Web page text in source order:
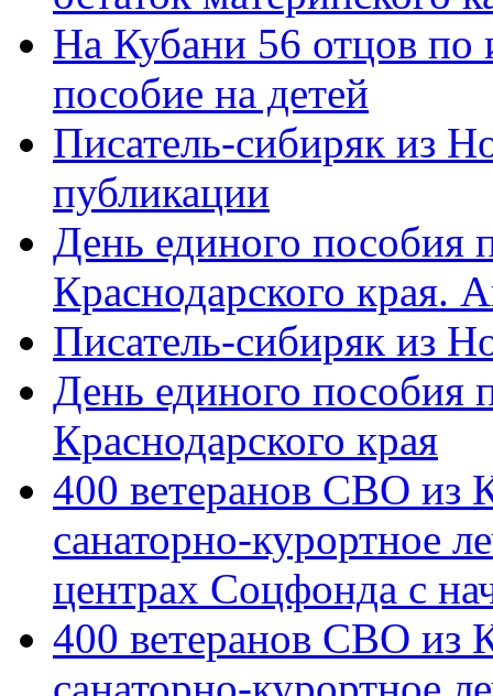
На Кубани 56 отцов по
пособие на детей
Писатель-сибиряк из
публикации
День единого пособия
Краснодарского края.
Писатель-сибиряк из
День единого пособия
Краснодарского края
400 ветеранов СВО из
санаторно-курортное
центрах Соцфонда с
400 ветеранов СВО из